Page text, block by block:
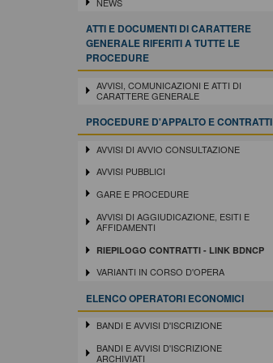
ATTI E DOCUMENTI DI CARATTERE
GENERALE RIFERITI A TUTTE LE
PROCEDURE
AVVISI, COMUNICAZIONI E ATTI DI
CARATTERE GENERALE
PROCEDURE D'APPALTO E CONTRATTI
AVVISI DI AVVIO CONSULTAZIONE
AVVISI PUBBLICI
GARE E PROCEDURE
AVVISI DI AGGIUDICAZIONE, ESITI E
AFFIDAMENTI
RIEPILOGO CONTRATTI - LINK BDNCP
VARIANTI IN CORSO D'OPERA
ELENCO OPERATORI ECONOMICI
BANDI E AVVISI D'ISCRIZIONE
BANDI E AVVISI D'ISCRIZIONE
ARCHIVIATI